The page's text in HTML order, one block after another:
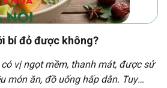
bí đỏ được không?
vị ngọt mềm, thanh mát, được sử
món ăn, đồ uống hấp dẫn. Tuy